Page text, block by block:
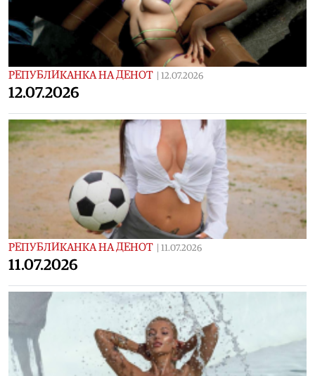
РЕПУБЛИКАНКА НА ДЕНОТ 12.07.2026
12.07.2026
РЕПУБЛИКАНКА НА ДЕНОТ 11.07.2026
11.07.2026